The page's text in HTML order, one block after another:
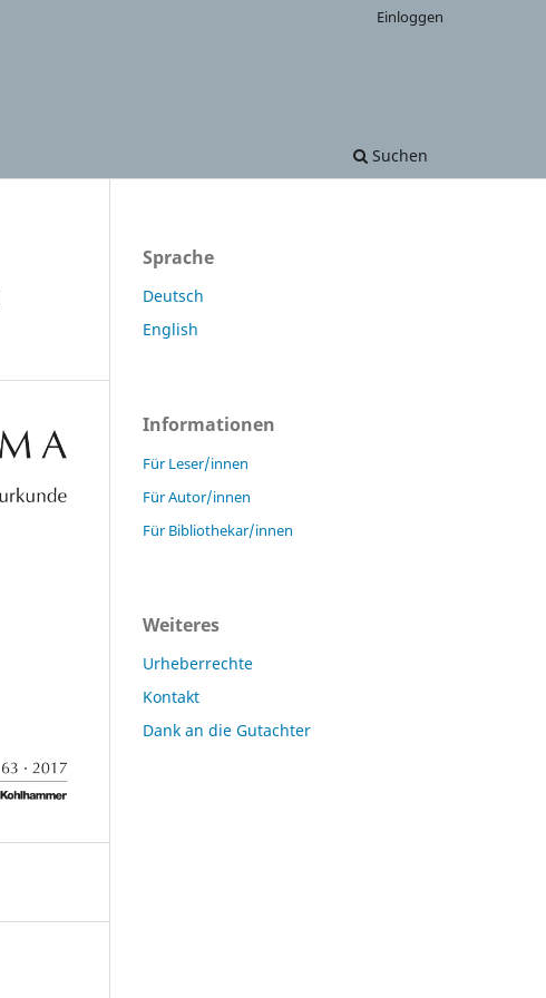
Suchen
Einloggen
Sprache
Deutsch
English
Informationen
Für Leser/innen
Für Autor/innen
Für Bibliothekar/innen
Weiteres
Urheberrechte
Kontakt
Dank an die Gutachter